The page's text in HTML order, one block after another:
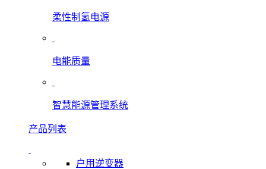
柔性制氢电源
电能质量
智慧能源管理系统
产品列表
户用逆变器